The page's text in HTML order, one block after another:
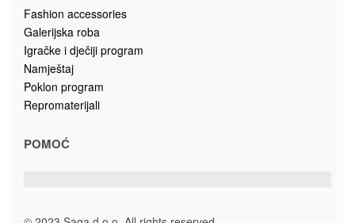
Plišane igračke
PLIŠANA ŽABA 26cm 9138062
Dodaj u korpu